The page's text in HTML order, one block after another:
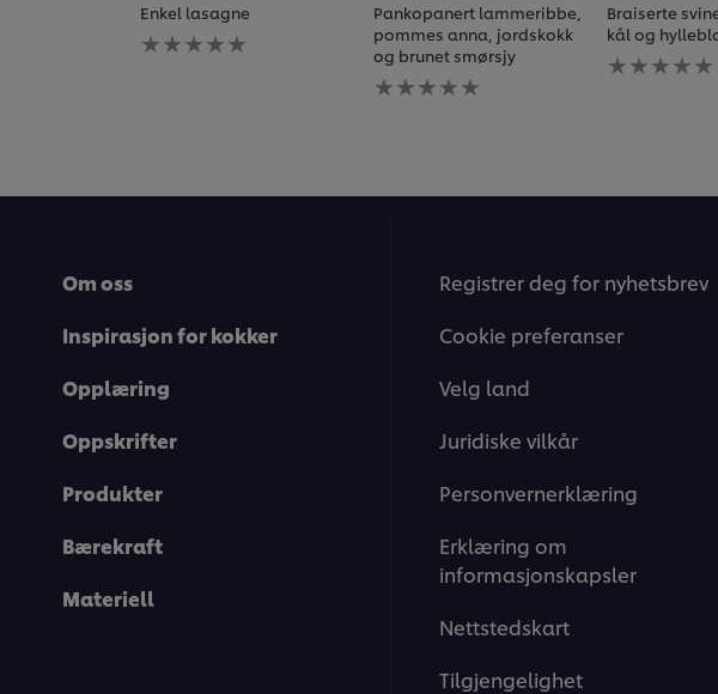
Enkel lasagne
Ingen
vurderinger
Pankopanert lammeribbe,
pommes anna, jordskokk
og brunet smørsjy
Ingen
vurderinger
Braiserte
kål og
Ingen
vurderinger
Om oss
Inspirasjon for kokker
Opplæring
Oppskrifter
Produkter
Bærekraft
Materiell
Registrer deg for nyhetsbrev
Cookie preferanser
Velg land
Juridiske vilkår
Personvernerklæring
Erklæring om
informasjonskapsler
Nettstedskart
Tilgjengelighet